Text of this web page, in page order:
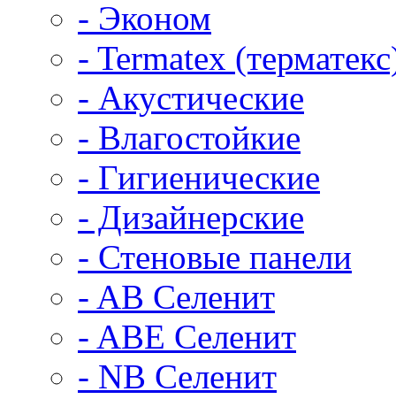
- Эконом
- Termatex
- Акустические
- Влагостойкие
- Гигиенические
- Дизайнерские
- Стеновые панели
- AB Селенит
- ABE Селенит
- NB Селенит